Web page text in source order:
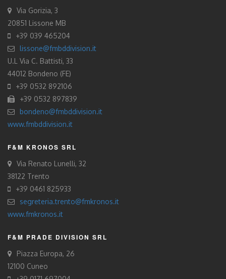
Via Gorizia, 3
20851 Lissone MB
+39 039 465204
lissone@fmbddivision.it
U.L Via C. Battisti, 33
44012 Bondeno (FE)
+39 0532 892106
+39 0532 897839
bondeno@fmbddivision.it
www.fmbddivision.it
F&M KRONOS SRL
Via Renato Lunelli, 32
38122 Trento
+39 0461 825933
segreteria.trento@fmkronos.it
www.fmkronos.it
F&M PRADE DIVISION SRL
Piazza Europa, 26
12100 Cuneo